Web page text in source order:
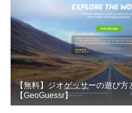
【無料】ジオゲッサーの遊び方
【GeoGuessr】